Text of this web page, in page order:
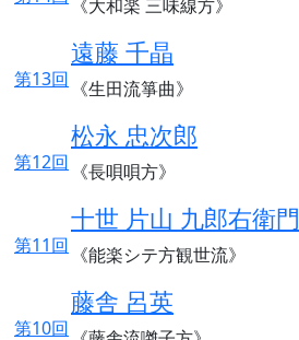
《大和楽 三味線方》
第13回
遠藤 千晶
《生田流箏曲》
第12回
松永 忠次郎
《長唄唄方》
第11回
十世 片山 九郎右衛門
《能楽シテ方観世流》
第10回
藤舎 呂英